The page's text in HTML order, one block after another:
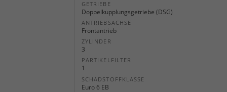
GETRIEBE
Doppelkupplungsgetriebe (DSG)
ANTRIEBSACHSE
Frontantrieb
ZYLINDER
3
PARTIKELFILTER
1
SCHADSTOFFKLASSE
Euro 6 EB